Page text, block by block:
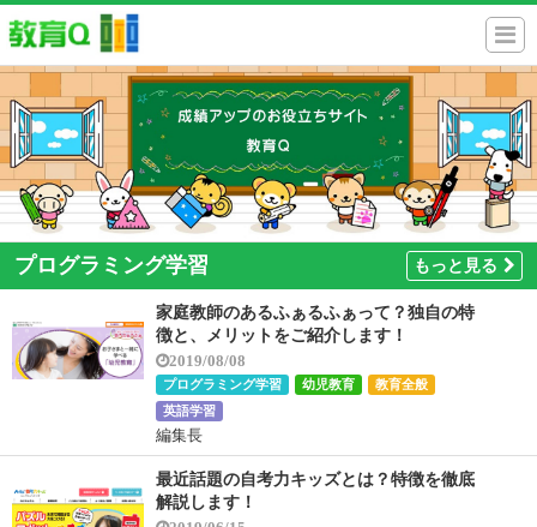
プログラミング学習 もっと見る
家庭教師のあるふぁるふぁって？独自の特
徴と、メリットをご紹介します！
2019/08/08
プログラミング学習 幼児教育
教育全般
英語学習
編集長
最近話題の自考力キッズとは？特徴を徹底
解説します！